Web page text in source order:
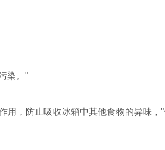
染。"
，防止吸收冰箱中其他食物的异味，